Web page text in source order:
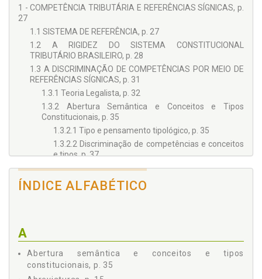
1 - COMPETÊNCIA TRIBUTÁRIA E REFERÊNCIAS SÍGNICAS, p.
27
1.1 SISTEMA DE REFERÊNCIA, p. 27
1.2 A RIGIDEZ DO SISTEMA CONSTITUCIONAL
TRIBUTÁRIO BRASILEIRO, p. 28
1.3 A DISCRIMINAÇÃO DE COMPETÊNCIAS POR MEIO DE
REFERÊNCIAS SÍGNICAS, p. 31
1.3.1 Teoria Legalista, p. 32
1.3.2 Abertura Semântica e Conceitos e Tipos
Constitucionais, p. 35
1.3.2.1 Tipo e pensamento tipológico, p. 35
1.3.2.2 Discriminação de competências e conceitos
e tipos, p. 37
2 - A CONSTRUÇÃO DO SIGNIFICADO DE RENDA, p. 43
2.1 ACEPÇÃO DE BASE DE RENDA, p. 44
CONSTITUIÇÃO FEDERAL, DA ACEPÇÃO DE BASE DO
SIGNO RENDA, p. 56
ÍNDICE ALFABÉTICO
A
Abertura semântica e conceitos e tipos
constitucionais, p. 35